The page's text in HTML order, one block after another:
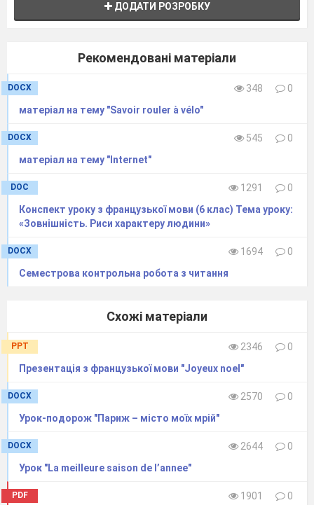
ДОДАТИ РОЗРОБКУ
Рекомендовані матеріали
DOCX 348
0
матеріал на тему "Savoir rouler à vélo"
DOCX 545
0
матеріал на тему "Internet"
DOC 1291
0
Конспект уроку з французької мови (6 клас) Тема уроку:
«Зовнішність. Риси характеру людини»
DOCX 1694
0
Семестрова контрольна робота з читання
Схожі матеріали
PPT 2346
0
Презентація з французької мови "Joyeux noel"
DOCX 2570
0
Урок-подорож "Париж – місто моїх мрій"
DOCX 2644
0
Урок "La meilleure saison de l’annee"
PDF 1901
0